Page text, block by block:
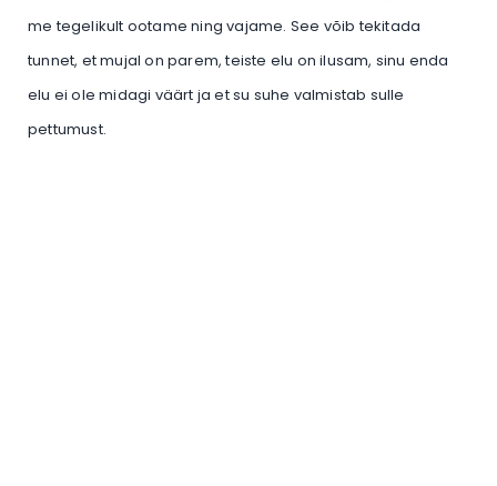
me tegelikult ootame ning vajame. See võib tekitada
tunnet, et mujal on parem, teiste elu on ilusam, sinu enda
elu ei ole midagi väärt ja et su suhe valmistab sulle
pettumust.